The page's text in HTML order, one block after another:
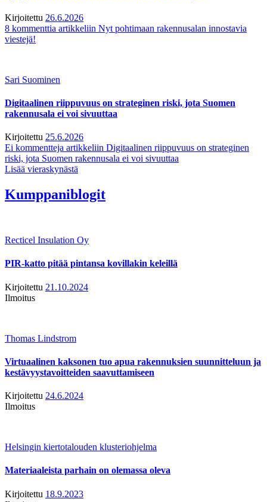
Kirjoitettu 26.6.2026
8 kommenttia artikkeliin Nyt pohtimaan rakennusalan innostavia
viestejä!
Sari Suominen
Digitaalinen riippuvuus on strateginen riski, jota Suomen
rakennusala ei voi sivuuttaa
Kirjoitettu 25.6.2026
Ei kommentteja artikkeliin Digitaalinen riippuvuus on strateginen
riski, jota Suomen rakennusala ei voi sivuuttaa
Lisää vieraskynästä
Kumppaniblogit
Recticel Insulation Oy
PIR-katto pitää pintansa kovillakin keleillä
Kirjoitettu 21.10.2024
Ilmoitus
Thomas Lindstrom
Virtuaalinen kaksonen tuo apua rakennuksien suunnitteluun ja
kestävyystavoitteiden saavuttamiseen
Kirjoitettu 24.6.2024
Ilmoitus
Helsingin kiertotalouden klusteriohjelma
Materiaaleista parhain on olemassa oleva
Kirjoitettu 18.9.2023